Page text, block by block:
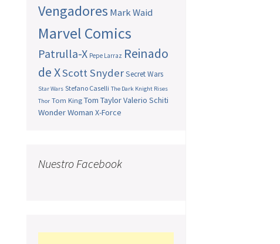
Vengadores Mark Waid
Marvel Comics
Patrulla-X Pepe Larraz Reinado
de XScott SnyderSecret Wars
Star Wars Stefano Caselli The Dark Knight Rises
Thor Tom King Tom TaylorValerio Schiti
Wonder Woman X-Force
Nuestro Facebook